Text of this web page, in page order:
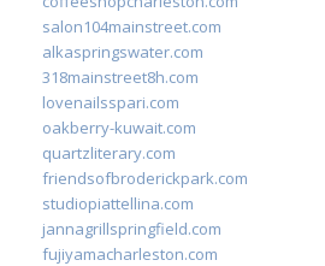
salon104mainstreet.com
alkaspringswater.com
318mainstreet8h.com
lovenailsspari.com
oakberry-kuwait.com
quartzliterary.com
friendsofbroderickpark.com
studiopiattellina.com
jannagrillspringfield.com
fujiyamacharleston.com